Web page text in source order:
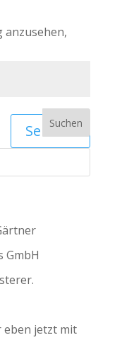
anzusehen,
Senden
GmbH
eben jetzt mit